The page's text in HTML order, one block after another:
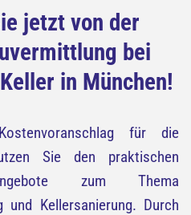
jetzt von der
bei
in München!
für die
Sie den praktischen
zum Thema
und Kellersanierung. Durch